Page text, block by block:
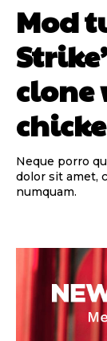
Mod
Neque porro
dolor sit amet,
numquam.